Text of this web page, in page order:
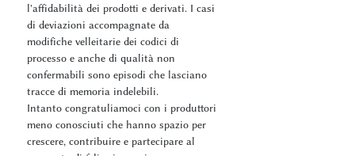
l'affidabilità dei prodotti e derivati. I casi
di deviazioni accompagnate da
modifiche velleitarie dei codici di
processo e anche di qualità non
confermabili sono episodi che lasciano
tracce di memoria indelebili.
Intanto congratuliamoci con i produttori
meno conosciuti che hanno spazio per
crescere, contribuire e partecipare al